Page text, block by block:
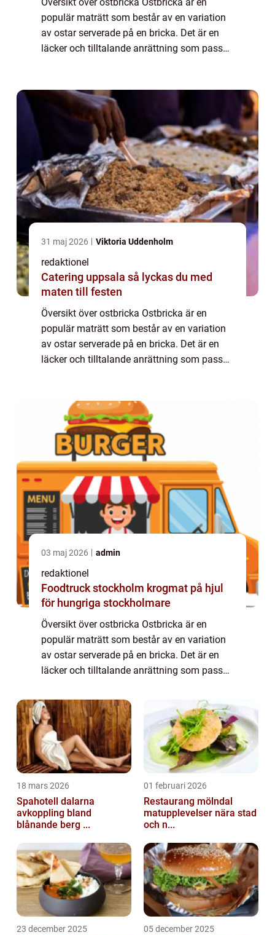
populär maträtt som består av en variation
av ostar serverade på en bricka. Det är en
läcker och tilltalande anrättning som passar
31 maj 2026 Viktoria Uddenholm
redaktionel
Catering uppsala så lyckas du med
maten till festen
Översikt över ostbricka Ostbricka är en
populär maträtt som består av en variation
av ostar serverade på en bricka. Det är en
läcker och tilltalande anrättning som passar
03 maj 2026 admin
redaktionel
Foodtruck stockholm krogmat på hjul
för hungriga stockholmare
Översikt över ostbricka Ostbricka är en
populär maträtt som består av en variation
av ostar serverade på en bricka. Det är en
läcker och tilltalande anrättning som passar
tilltugg. Ostbricka är en mångsi...
18 mars 2026
Spahotell dalarna
avkoppling bland
blånande berg ...
01 februari 2026
Restaurang mölndal
matupplevelser nära stad
och n...
23 december 2025 05 december 2025